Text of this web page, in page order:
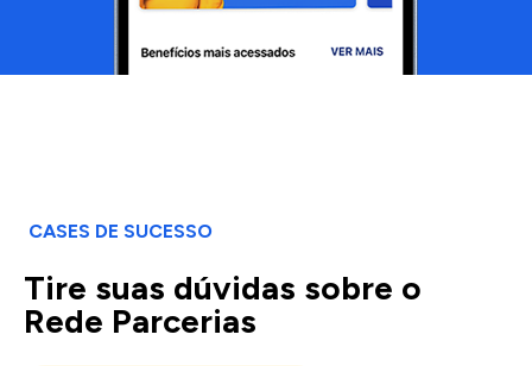
CASES DE SUCESSO
Tire suas dúvidas sobre o
Rede Parcerias